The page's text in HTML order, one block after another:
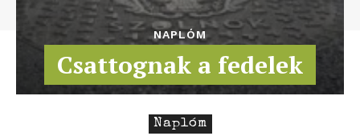
NAPLÓM
Csattognak a fedelek
Naplóm